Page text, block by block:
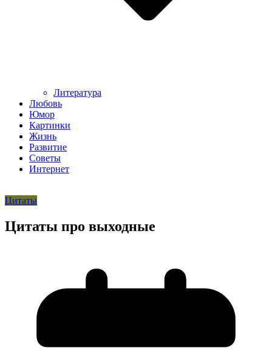
Литература
Любовь
Юмор
Картинки
Жизнь
Развитие
Советы
Интернет
Цитаты
Цитаты про выходные